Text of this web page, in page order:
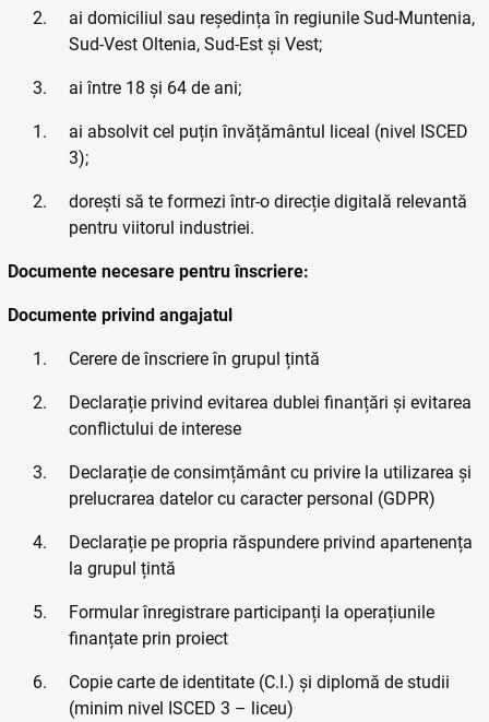
ai domiciliul sau reședința în regiunile Sud-Muntenia,
Sud-Vest Oltenia, Sud-Est și Vest;
ai între 18 și 64 de ani;
ai absolvit cel puțin învățământul liceal (nivel ISCED
3);
dorești să te formezi într-o direcție digitală relevantă
pentru viitorul industriei.
Documente necesare pentru înscriere:
Documente privind angajatul
Cerere de înscriere în grupul țintă
Declarație privind evitarea dublei finanțări și evitarea
conflictului de interese
Declarație de consimțământ cu privire la utilizarea și
prelucrarea datelor cu caracter personal (GDPR)
Declarație pe propria răspundere privind apartenența
la grupul țintă
Formular înregistrare participanți la operațiunile
finanțate prin proiect
Copie carte de identitate (C.I.) și diplomă de studii
(minim nivel ISCED 3 – liceu)